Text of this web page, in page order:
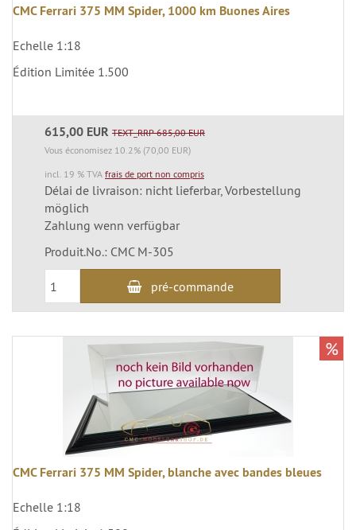
CMC Ferrari 375 MM Spider, 1000 km Buones Aires
Echelle 1:18
Édition Limitée 1.500
615,00 EUR TEXT_RRP 685,00 EUR
Vous économisez 10.2% (70,00 EUR)
incl. 19 % TVA frais de port non compris
Délai de livraison: nicht lieferbar, Vorbestellung
möglich
Zahlung wenn verfügbar
Produit.No.: CMC M-305
pré-commande
CMC Ferrari 375 MM Spider, blanche avec bandes bleues
Echelle 1:18
%